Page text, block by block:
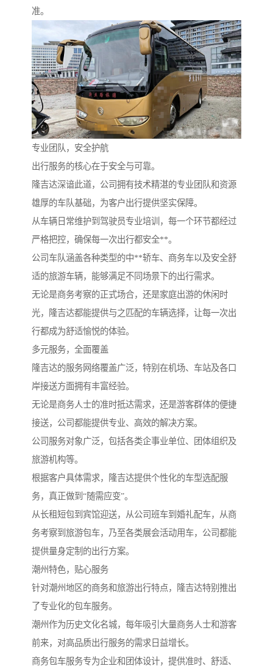
准。
专业团队，安全护航
出行服务的核心在于安全与可靠。
隆吉达深谙此道，公司拥有技术精湛的专业团队和资源
雄厚的车队基础，为客户出行提供坚实保障。
从车辆日常维护到驾驶员专业培训，每一个环节都经过
严格把控，确保每一次出行都安全**。
公司车队涵盖各种类型的中**轿车、商务车以及安全舒
适的旅游车辆，能够满足不同场景下的出行需求。
无论是商务考察的正式场合，还是家庭出游的休闲时
光，隆吉达都能提供与之匹配的车辆选择，让每一次出
行都成为舒适愉悦的体验。
多元服务，全面覆盖
隆吉达的服务网络覆盖广泛，特别在机场、车站及各口
岸接送方面拥有丰富经验。
无论是商务人士的准时抵达需求，还是游客群体的便捷
接送，公司都能提供专业、高效的解决方案。
公司服务对象广泛，包括各类企事业单位、团体组织及
旅游机构等。
根据客户具体需求，隆吉达提供个性化的车型选配服
务，真正做到“随需应变”。
从长租短包到宾馆迎送，从公司班车到婚礼配车，从商
务考察到旅游包车，乃至各类展会活动用车，公司都能
提供量身定制的出行方案。
潮州特色，贴心服务
针对潮州地区的商务和旅游出行特点，隆吉达特别推出
了专业化的包车服务。
潮州作为历史文化名城，每年吸引大量商务人士和游客
前来，对高品质出行服务的需求日益增长。
商务包车服务专为企业和团体设计，提供准时、舒适、